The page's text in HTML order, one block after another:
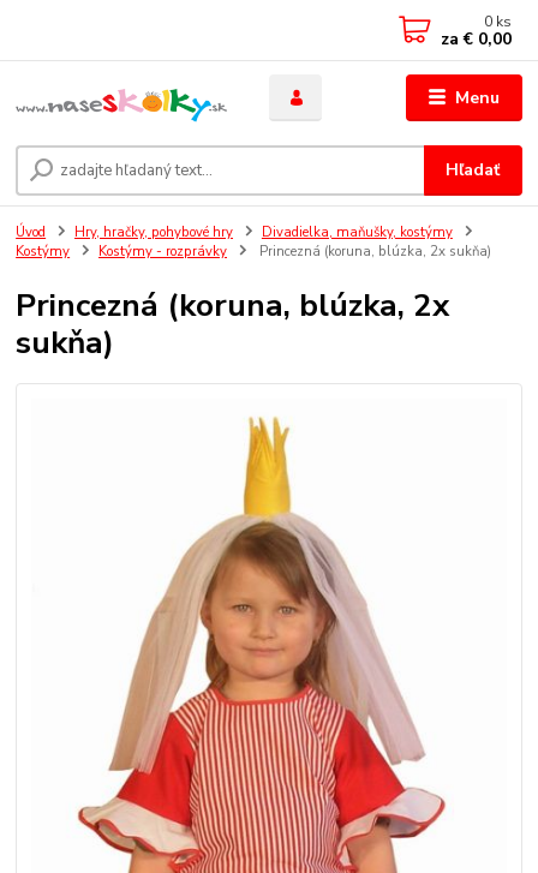
Menu
Hľadať
0 ks
za € 0,00
Úvod Hry, hračky, pohybové hry
Divadielka, maňušky, kostýmy
Kostýmy
Kostýmy - rozprávky Princezná (koruna, blúzka, 2x sukňa)
Princezná (koruna, blúzka, 2x
sukňa)